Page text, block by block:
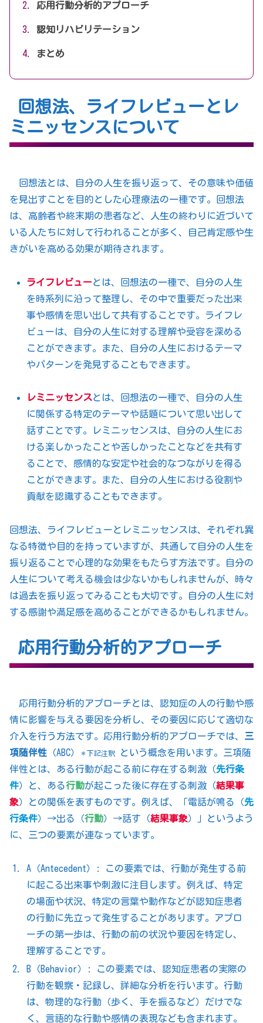
応用行動分析的アプローチ
認知リハビリテーション
まとめ
回想法、ライフレビューとレ
ミニッセンスについて
回想法とは、自分の人生を振り返って、その意味や価値
を見出すことを目的とした心理療法の一種です。回想法
は、高齢者や終末期の患者など、人生の終わりに近づいて
いる人たちに対して行われることが多く、自己肯定感や生
きがいを高める効果が期待されます。
ライフレビューとは、回想法の一種で、自分の人生
を時系列に沿って整理し、その中で重要だった出来
事や感情を思い出して共有することです。ライフレ
ビューは、自分の人生に対する理解や受容を深める
ことができます。また、自分の人生におけるテーマ
やパターンを発見することもできます。
レミニッセンスとは、回想法の一種で、自分の人生
に関係する特定のテーマや話題について思い出して
話すことです。レミニッセンスは、自分の人生にお
ける楽しかったことや苦しかったことなどを共有す
ることで、感情的な安定や社会的なつながりを得る
ことができます。また、自分の人生における役割や
貢献を認識することもできます。
回想法、ライフレビューとレミニッセンスは、それぞれ異
なる特徴や目的を持っていますが、共通して自分の人生を
振り返ることで心理的な効果をもたらす方法です。自分の
人生について考える機会は少ないかもしれませんが、時々
は過去を振り返ってみることも大切です。自分の人生に対
する感謝や満足感を高めることができるかもしれません。
応用行動分析的アプローチ
応用行動分析的アプローチとは、認知症の人の行動や感
情に影響を与える要因を分析し、その要因に応じて適切な
介入を行う方法です。応用行動分析的アプローチでは、 三
項随伴性 （ABC） ＊下記注釈
という概念を用います。三項随
伴性とは、ある行動が起こる前に存在する刺激（先行条
件）と、ある行動が起こった後に存在する刺激（結果事
象）との関係を表すものです。例えば、「電話が鳴る（先
行条件）→出る（行動）→話す（結果事象）」というよう
に、三つの要素が連なっています。
A（Antecedent）: この要素では、行動が発生する前
に起こる出来事や刺激に注目します。例えば、特定
の場面や状況、特定の言葉や動作などが認知症患者
の行動に先立って発生することがあります。アプロ
ーチの第一歩は、行動の前の状況や要因を特定し、
理解することです。
B（Behavior）: この要素では、認知症患者の実際の
行動を観察・記録し、詳細な分析を行います。行動
は、物理的な行動（歩く、手を振るなど）だけでな
く、言語的な行動や感情の表現なども含まれます。